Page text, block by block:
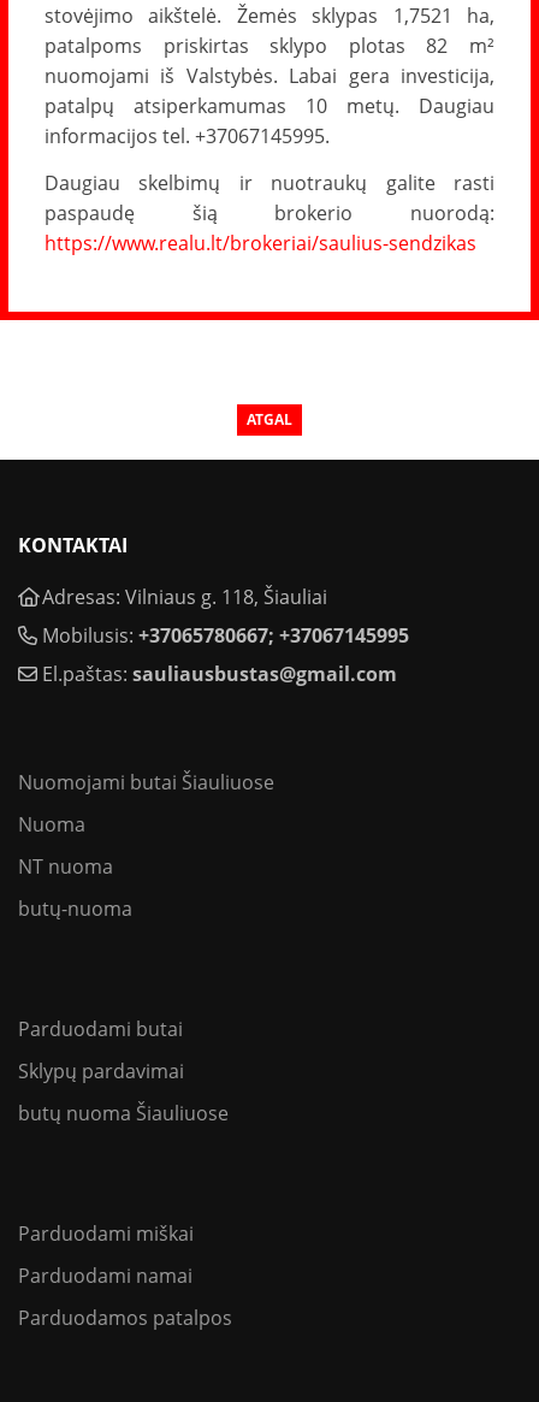
stovėjimo aikštelė. Žemės sklypas 1,7521 ha,
patalpoms priskirtas sklypo plotas 82 m²
nuomojami iš Valstybės. Labai gera investicija,
patalpų atsiperkamumas 10 metų. Daugiau
informacijos tel. +37067145995.
Daugiau skelbimų ir nuotraukų galite rasti
paspaudę šią brokerio nuorodą:
https://www.realu.lt/brokeriai/saulius-sendzikas
ATGAL
KONTAKTAI
Adresas: Vilniaus g. 118, Šiauliai
Mobilusis: +37065780667; +37067145995
El.paštas: sauliausbustas@gmail.com
Nuomojami butai Šiauliuose
Nuoma
NT nuoma
butų-nuoma
Parduodami butai
Sklypų pardavimai
butų nuoma Šiauliuose
Parduodami miškai
Parduodami namai
Parduodamos patalpos